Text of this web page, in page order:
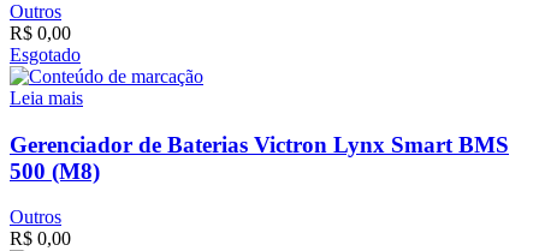
Outros
R$ 0,00
Esgotado
Leia mais
Gerenciador de Baterias Victron Lynx Smart BMS
500 (M8)
Outros
R$ 0,00